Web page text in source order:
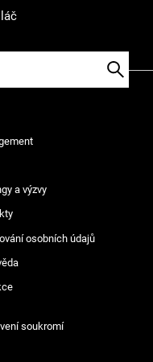
a výzvy
osobních údajů
soukromí